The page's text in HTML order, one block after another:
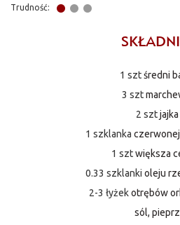
Trudność:
1 szt średni
3 szt
2 szt jajka
1 szklanka
1 sztwiększa
0.33 szklanki oleju
2-3 łyżek otrębów
sól, pieprz